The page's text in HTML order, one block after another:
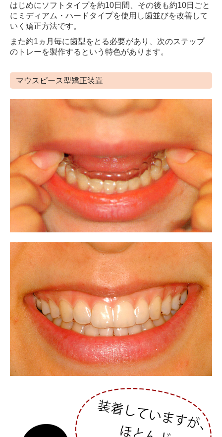
はじめにソフトタイプを約10日間、その後も約10日ごと
にミディアム・ハードタイプを使用し歯並びを改善して
いく矯正方法です。
また約1ヵ月毎に歯型をとる必要があり、次のステップ
のトレーを製作するという特色があります。
マウスピース型矯正装置